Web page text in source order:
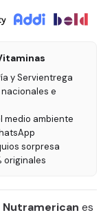
y Servientrega
nacionales e
medio ambiente
sorpresa
originales
Nutramerican es